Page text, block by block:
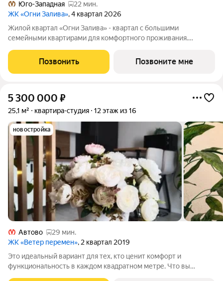
Юго-Западная
22 мин.
ЖК «Огни Залива», 4 квартал 2026
Жилой квартал «Огни Залива» - квартал с большими
семейными квартирами для комфортного проживания.
социальная среда. В проекте IV очереди преобладают двух и
Позвонить Позвоните мне
5 300 000 ₽
25,1 м² квартира-студия 12 этаж из 16
новостройка
Автово
29 мин.
ЖК «Ветер перемен», 2 квартал 2019
Это идеальный вариант для тех, кто ценит комфорт и
функциональность в каждом квадратном метре. Что вы